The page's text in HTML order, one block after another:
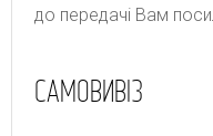
до передачі Вам
САМОВИВІЗ